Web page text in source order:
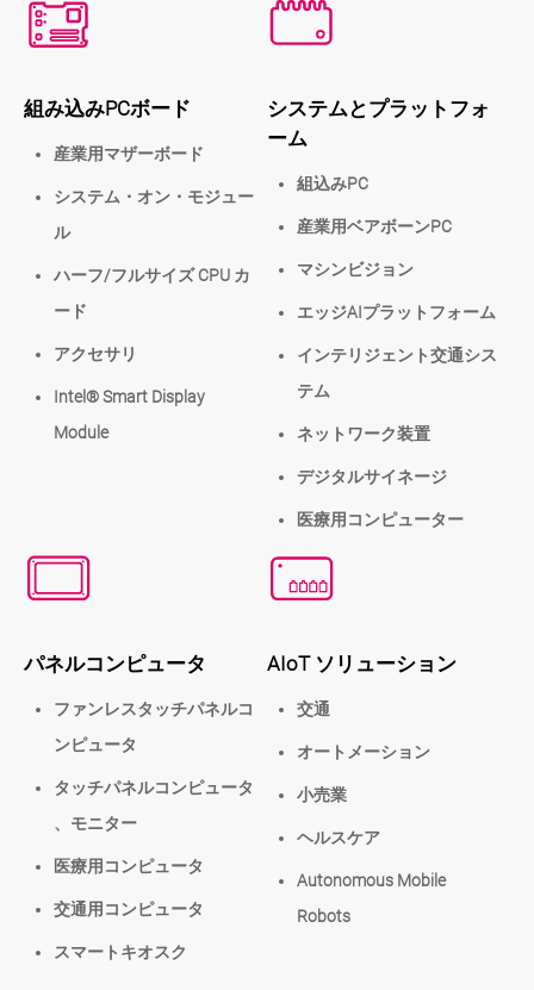
組み込みPCボード
産業用マザーボード
システム・オン・モジュー
ル
ハーフ/フルサイズ CPU カ
ード
アクセサリ
Intel® Smart Display
Module
システムとプラットフォ
ーム
組込みPC
産業用ベアボーンPC
マシンビジョン
エッジAIプラットフォーム
インテリジェント交通シス
テム
ネットワーク装置
デジタルサイネージ
医療用コンピューター
パネルコンピュータ
ファンレスタッチパネルコ
ンピュータ
タッチパネルコンピュータ
、モニター
医療用コンピュータ
交通用コンピュータ
スマートキオスク
AIoT ソリューション
交通
オートメーション
小売業
ヘルスケア
Autonomous Mobile
Robots